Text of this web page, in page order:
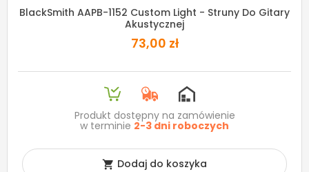
BlackSmith AAPB-1152 Custom Light - Struny Do Gitary
Akustycznej
73,00 zł
Produkt dostępny na zamówienie
w terminie 2-3 dni roboczych
 Dodaj do koszyka